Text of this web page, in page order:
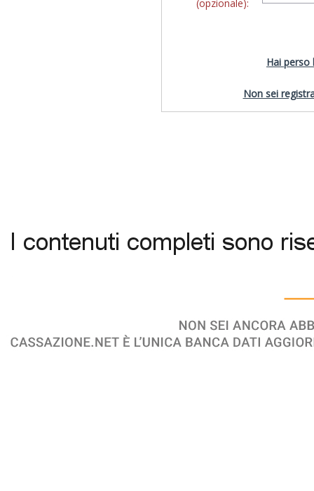
(opzionale):
Hai perso
Non sei